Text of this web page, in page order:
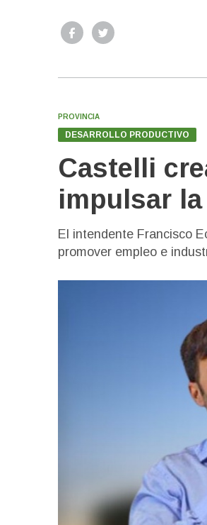
PROVINCIA
DESARROLLO PRODUCTIVO
Castelli
impulsar
El intendente Francisco
promover empleo e